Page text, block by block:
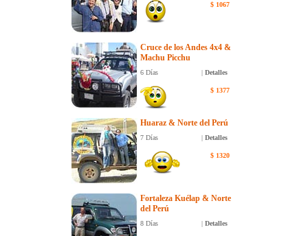
$ 1067
Cruce de los Andes 4x4 &
Machu Picchu
| Detalles
6 Días
$ 1377
Huaraz & Norte del Perú
| Detalles
7 Días
$ 1320
Fortaleza Kuélap & Norte
del Perú
| Detalles
8 Días